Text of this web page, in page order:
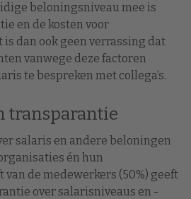
beloningsniveau mee is
en de kosten voor
dan ook geen verrassing dat
vanwege deze factoren
te bespreken met collega’s.
transparantie
salaris en andere beloningen
én hun
van de medewerkers (50%) geeft
over salarisniveaus en -